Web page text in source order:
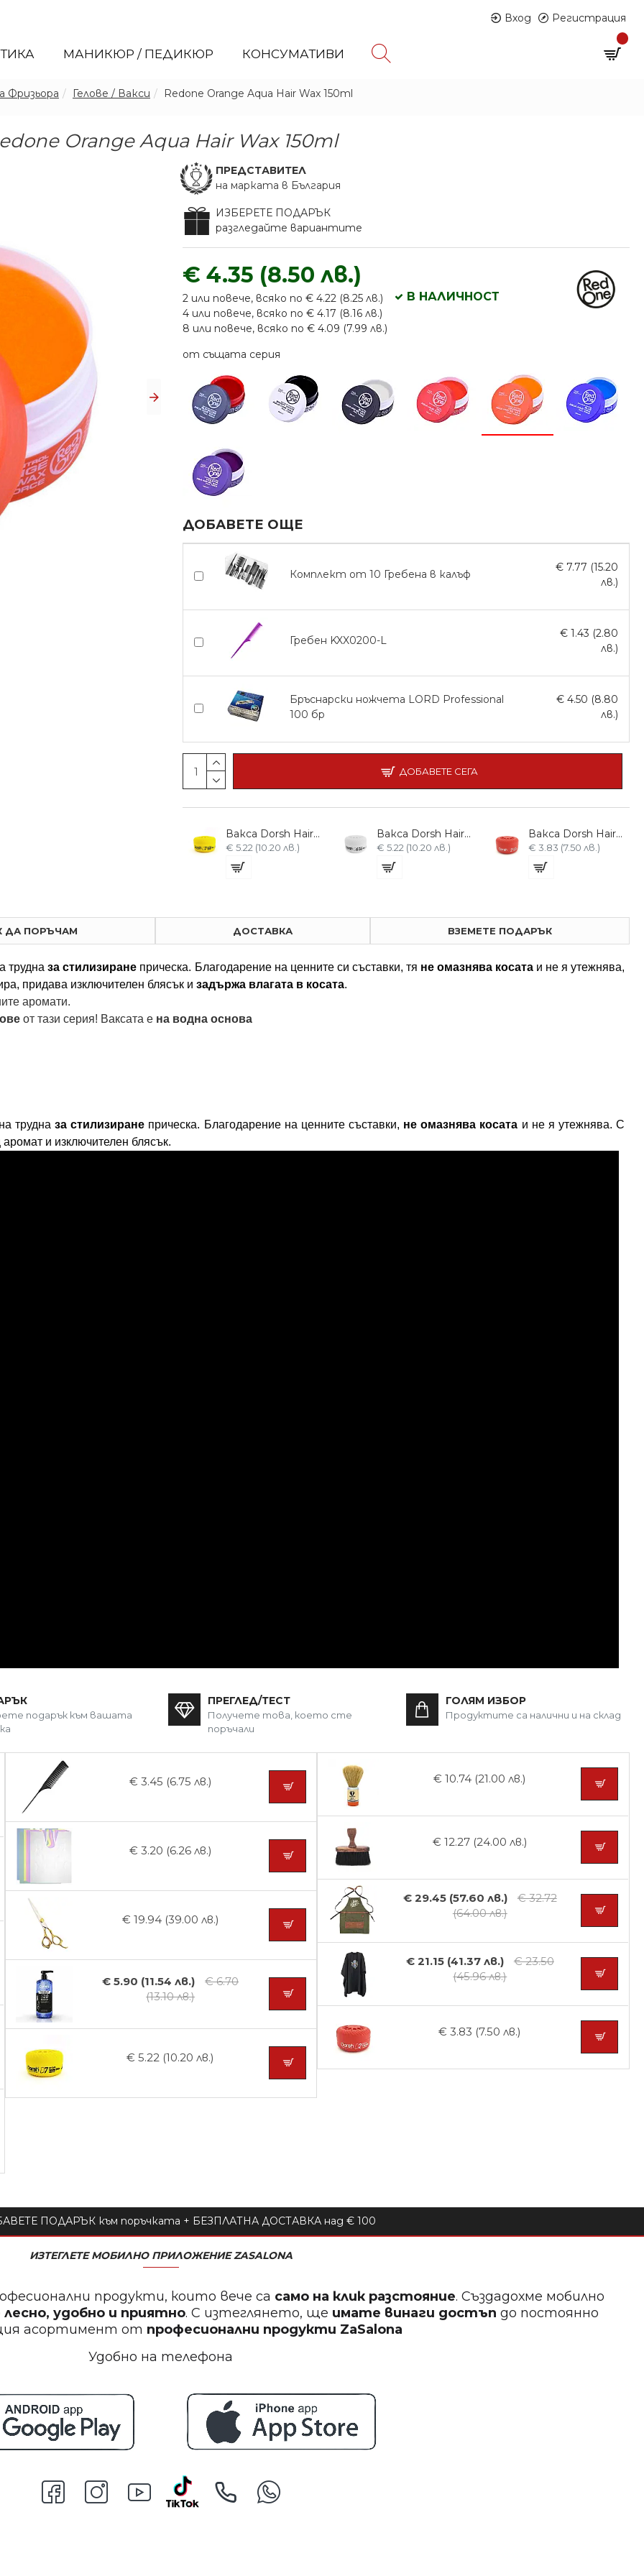
Вход Регистрация
МАНИКЮР / ПЕДИКЮР КОНСУМАТИВИ
Фризьора Гелове / Вакси Redone Orange Aqua Hair Wax 150ml
Orange Aqua Hair Wax 150ml
ИЗБЕРЕТЕ ПОДАРЪК
разгледайте вариантите
ПРЕДСТАВИТЕЛ
на марката в България
€ 4.35 (8.50 лв.)
2 или повече, всяко по € 4.22 (8.25 лв.)
4 или повече, всяко по € 4.17 (8.16 лв.)
8 или повече, всяко по € 4.09 (7.99 лв.)
В НАЛИЧНОСТ
от същата серия
ДОБАВЕТЕ ОЩЕ
Комплект от 10 Гребена в калъф
€ 7.77 (15.20
лв.)
Гребен KXX0200-L
€ 1.43 (2.80
лв.)
Бръснарски ножчета LORD Professional
100 бр
€ 4.50 (8.80
лв.)
ДОБАВЕТЕ СЕГА
Вакса Dorsh Hair Styling Spider Wax D7 150ml за всички типове коса
€ 5.22 (10.20 лв.)
Вакса Dorsh Hair Styling Cream Wax D6 150ml кремообразната формула
€ 5.22 (10.20 лв.)
Вакса Dorsh Hair Styling Fire Wax D2 150ml луксозен блясък
€ 3.83 (7.50 лв.)
ДА ПОРЪЧАМ ДОСТАВКА ВЗЕМЕТЕ ПОДАРЪК
трудназа стилизиране прическа. Благодарение на ценните си съставки, тя не омазнява косатаи не я утежнява,
придава изключителен блясък и задържа влагата в косата.
аромати.
от тази серия! Ваксата е на водна основа
трудназа стилизиране прическа. Благодарение на ценните съставки, не омазнява косата и не я утежнява. С
и изключителен блясък.
подарък към вашата
ПРЕГЛЕД/ТЕСТ
Получете това, което сте
поръчали
ГОЛЯМ ИЗБОР
Продуктите са налични и на склад
€ 3.45 (6.75 лв.)
€ 3.20 (6.26 лв.)
€ 19.94 (39.00 лв.)
€ 5.90 (11.54 лв.)
€ 6.70
(13.10 лв.)
€ 5.22 (10.20 лв.)
€ 10.74 (21.00 лв.)
€ 12.27 (24.00 лв.)
€ 29.45 (57.60 лв.)
€ 32.72
(64.00 лв.)
€ 21.15 (41.37 лв.)
€ 23.50
(45.96 лв.)
€ 3.83 (7.50 лв.)
ПОДАРЪК към поръчката + БЕЗПЛАТНА ДОСТАВКА над € 100
ИЗТЕГЛЕТЕ МОБИЛНО ПРИЛОЖЕНИЕ ZASALONA
продукти, които вече са само на клик разстояние. Създадохме мобилно
лесно, удобно и приятно. С изтеглянето, ще имате винаги достъп до постоянно
асортимент от професионални продукти ZaSalona
Удобно на телефона